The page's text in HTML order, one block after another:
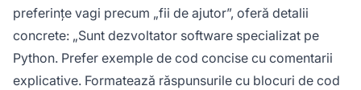
preferințe vagi precum „fii de ajutor”, oferă detalii
concrete: „Sunt dezvoltator software specializat pe
Python. Prefer exemple de cod concise cu comentarii
explicative. Formatează răspunsurile cu blocuri de cod